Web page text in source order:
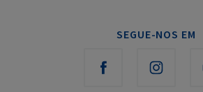
SEGUE-NOS EM